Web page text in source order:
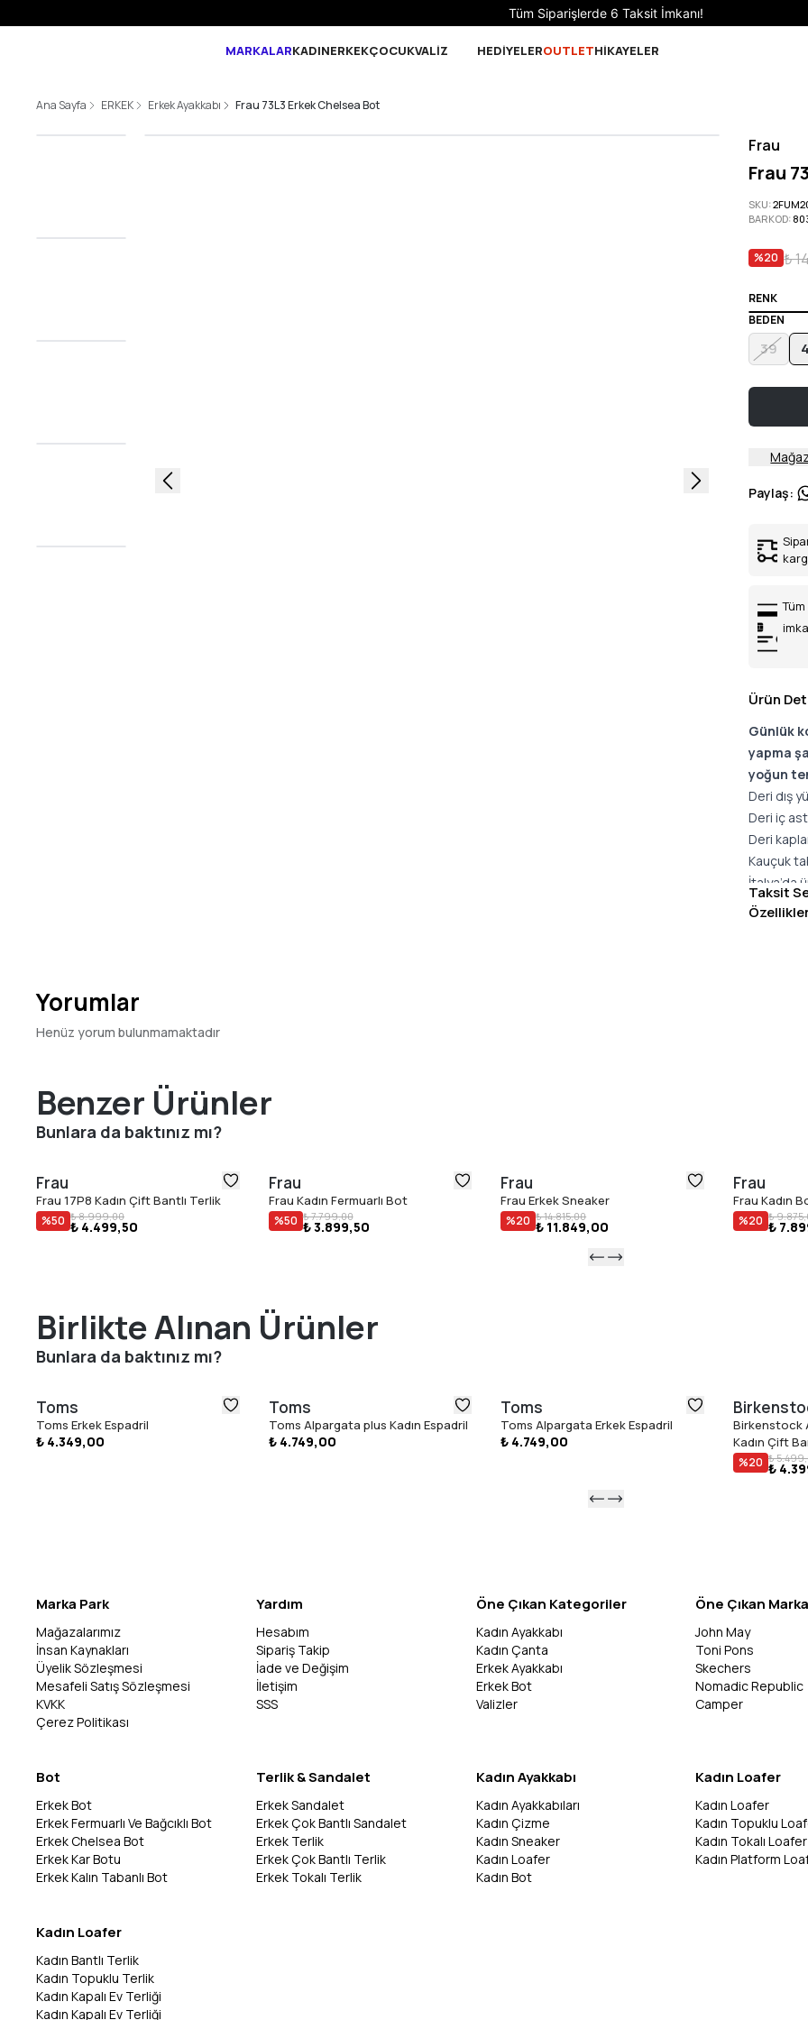
Sepette 10.000 ₺ ve üzeri Ücretsiz Kargo!
MARKALARKADINERKEKÇOCUKVALİZ HEDİYELEROUTLETHİKAYELER
Ana Sayfa ERKEK Erkek Ayakkabı Frau 73L3 Erkek Chelsea Bot
Frau
Frau
SKU:
BARKOD:
%20 ₺
RENK
BEDEN
39
Paylaş:
Ürün
Günlük
yapma
yoğun
Deri dış
Deri iç
Deri
Kauçuk
İtalya’da
Geniş
Taksit
Yorumlar
Henüz yorum bulunmamaktadır
Benzer Ürünler
Bunlara da baktınız mı?
Frau
Frau 17P8 Kadın Çift Bantlı Terlik
%50 ₺ 8.999,00
₺ 4.499,50
Frau
Frau Kadın Fermuarlı Bot
%50 ₺ 7.799,00
₺ 3.899,50
Frau
Frau Erkek Sneaker
%20 ₺ 14.815,00
₺ 11.849,00
Frau
Frau Kadın
%20 ₺
₺
Birlikte Alınan Ürünler
Bunlara da baktınız mı?
Toms
Toms Erkek Espadril
₺ 4.349,00
Toms
Toms Alpargata plus Kadın Espadril
₺ 4.749,00
Toms
Toms Alpargata Erkek Espadril
₺ 4.749,00
Birkenstock
Kadın Çift
%20 ₺
₺
Marka Park
Mağazalarımız
İnsan Kaynakları
Üyelik Sözleşmesi
Mesafeli Satış Sözleşmesi
KVKK
Çerez Politikası
Yardım
Hesabım
Sipariş Takip
İade ve Değişim
İletişim
SSS
Öne Çıkan Kategoriler
Kadın Ayakkabı
Kadın Çanta
Erkek Ayakkabı
Erkek Bot
Valizler
Öne Çıkan
John May
Toni Pons
Skechers
Nomadic Republic
Camper
Bot
Erkek Bot
Erkek Fermuarlı Ve Bağcıklı Bot
Erkek Chelsea Bot
Erkek Kar Botu
Erkek Kalın Tabanlı Bot
Terlik & Sandalet
Erkek Sandalet
Erkek Çok Bantlı Sandalet
Erkek Terlik
Erkek Çok Bantlı Terlik
Erkek Tokalı Terlik
Kadın Ayakkabı
Kadın Ayakkabıları
Kadın Çizme
Kadın Sneaker
Kadın Loafer
Kadın Bot
Kadın Loafer
Kadın Loafer
Kadın Topuklu
Kadın Tokalı Loafer
Kadın Platform
Kadın Loafer
Kadın Bantlı Terlik
Kadın Topuklu Terlik
Kadın Kapalı Ev Terliği
Kadın Kapalı Ev Terliği